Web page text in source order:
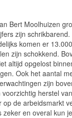
Bert Moolhuizen
zijn
komen er
zijn schokkend.
altijd opgelost
Ook het aantal
zijn
herstel
op de arbeidsmarkt
zeker en overal kun